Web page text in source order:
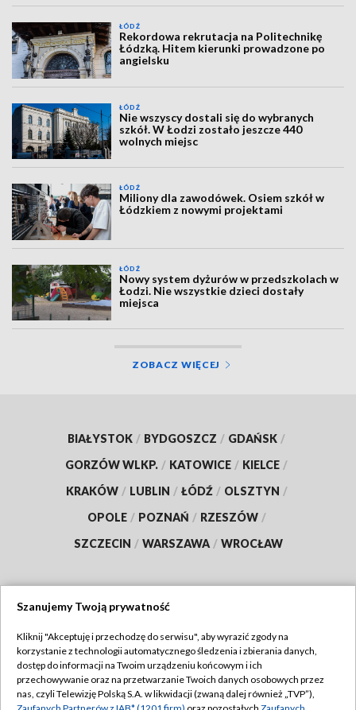
ŁÓDŹ
Rekordowa rekrutacja na Politechnikę
Łódzką. Hitem kierunki prowadzone po
angielsku
ŁÓDŹ
Nie wszyscy dostali się do wybranych
szkół. W Łodzi zostało jeszcze 440
wolnych miejsc
ŁÓDŹ
Miliony dla zawodówek. Osiem szkół w
Łódzkiem z nowymi projektami
ŁÓDŹ
Nowy system dyżurów w przedszkolach w
Łodzi. Nie wszystkie dzieci dostały
miejsca
ZOBACZ WIĘCEJ
BIAŁYSTOK / BYDGOSZCZ / GDAŃSK /
GORZÓW WLKP. / KATOWICE / KIELCE /
KRAKÓW / LUBLIN / ŁÓDŹ / OLSZTYN /
OPOLE / POZNAŃ / RZESZÓW /
SZCZECIN / WARSZAWA / WROCŁAW
TVP
Abonament TVP
Emisja w TVP
Regulamin TVP
Szanujemy Twoją prywatność
Kliknij "Akceptuję i przechodzę do serwisu", aby wyrazić zgody na
korzystanie z technologii automatycznego śledzenia i zbierania danych,
dostęp do informacji na Twoim urządzeniu końcowym i ich
przechowywanie oraz na przetwarzanie Twoich danych osobowych przez
nas, czyli Telewizję Polską S.A. w likwidacji (zwaną dalej również „TVP”),